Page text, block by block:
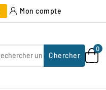
Mon compte
Chercher
0